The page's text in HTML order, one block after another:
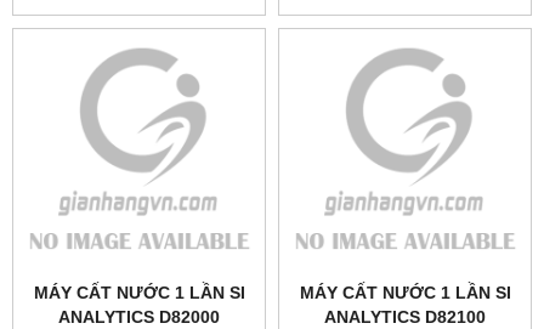
MÁY CẤT NƯỚC 1 LẦN SI
ANALYTICS D82000
MÁY CẤT NƯỚC 1 LẦN SI
ANALYTICS D82100